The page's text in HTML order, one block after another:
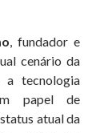
, fundador e
cenário da
a tecnologia
papel de
atual da